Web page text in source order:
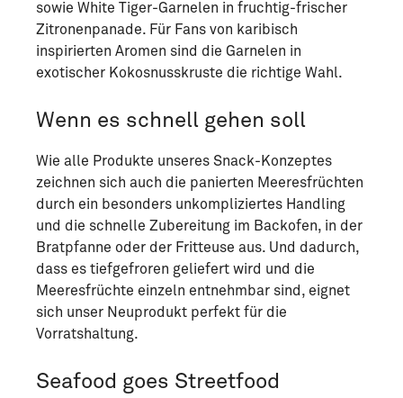
sowie White Tiger-Garnelen in fruchtig-frischer
Zitronenpanade. Für Fans von karibisch
inspirierten Aromen sind die Garnelen in
exotischer Kokosnusskruste die richtige Wahl.
Wenn es schnell gehen soll
Wie alle Produkte unseres Snack-Konzeptes
zeichnen sich auch die panierten Meeresfrüchten
durch ein besonders unkompliziertes Handling
und die schnelle Zubereitung im Backofen, in der
Bratpfanne oder der Fritteuse aus. Und dadurch,
dass es tiefgefroren geliefert wird und die
Meeresfrüchte einzeln entnehmbar sind, eignet
sich unser Neuprodukt perfekt für die
Vorratshaltung.
Seafood goes Streetfood